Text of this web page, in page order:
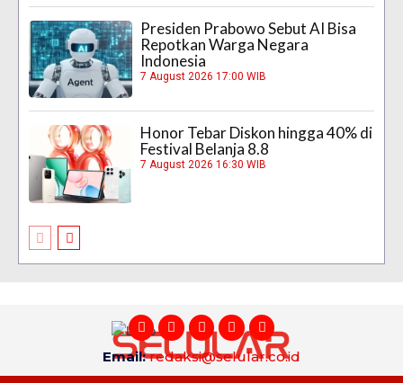
Presiden Prabowo Sebut AI Bisa
Repotkan Warga Negara
Indonesia
7 August 2026 17:00 WIB
Honor Tebar Diskon hingga 40% di
Festival Belanja 8.8
7 August 2026 16:30 WIB
Email:redaksi@selular.co.id